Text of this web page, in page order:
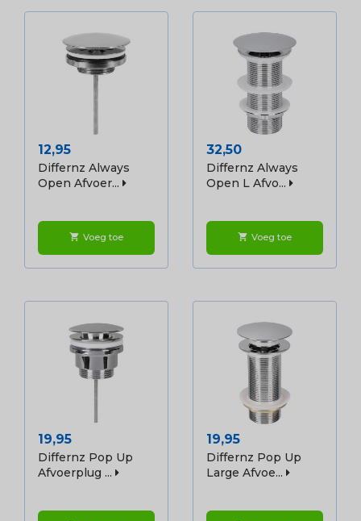
Prijs
12,95
Differnz Always
Open Afvoer...
shopping_cart Voeg toe
Prijs
32,50
Differnz Always
Open L Afvo...
shopping_cart Voeg toe
Prijs
19,95
Differnz Pop Up
Afvoerplug ...
Prijs
19,95
Differnz Pop Up
Large Afvoe...